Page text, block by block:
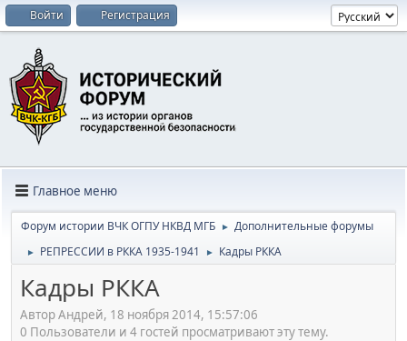
Войти Регистрация
Главное меню
Форум истории ВЧК ОГПУ НКВД МГБ ► Дополнительные форумы
► РЕПРЕССИИ в РККА 1935-1941 ► Кадры РККА
Кадры РККА
Автор Андрей, 18 ноября 2014, 15:57:06
0 Пользователи и 4 гостей просматривают эту тему.